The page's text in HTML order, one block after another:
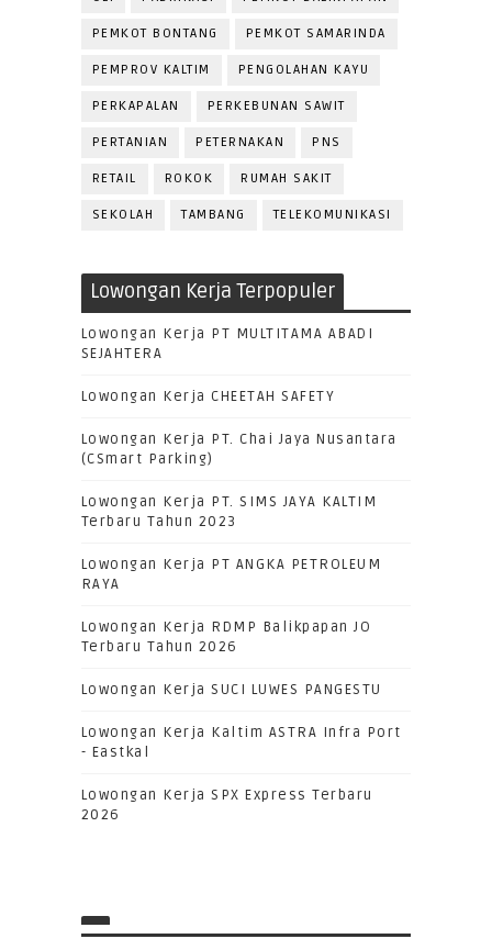
PEMKOT BONTANG PEMKOT SAMARINDA
PEMPROV KALTIM PENGOLAHAN KAYU
PERKAPALAN PERKEBUNAN SAWIT
PERTANIAN PETERNAKAN PNS
RETAIL ROKOK RUMAH SAKIT
SEKOLAH TAMBANG TELEKOMUNIKASI
Lowongan Kerja Terpopuler
Lowongan Kerja PT MULTITAMA ABADI
SEJAHTERA
Lowongan Kerja CHEETAH SAFETY
Lowongan Kerja PT. Chai Jaya Nusantara
(CSmart Parking)
Lowongan Kerja PT. SIMS JAYA KALTIM
Terbaru Tahun 2023
Lowongan Kerja PT ANGKA PETROLEUM
RAYA
Lowongan Kerja RDMP Balikpapan JO
Terbaru Tahun 2026
Lowongan Kerja SUCI LUWES PANGESTU
Lowongan Kerja Kaltim ASTRA Infra Port
- Eastkal
Lowongan Kerja SPX Express Terbaru
2026